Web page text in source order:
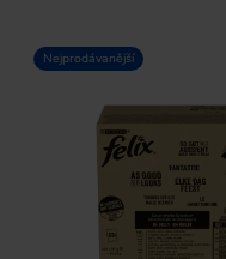
Nejprodávanější